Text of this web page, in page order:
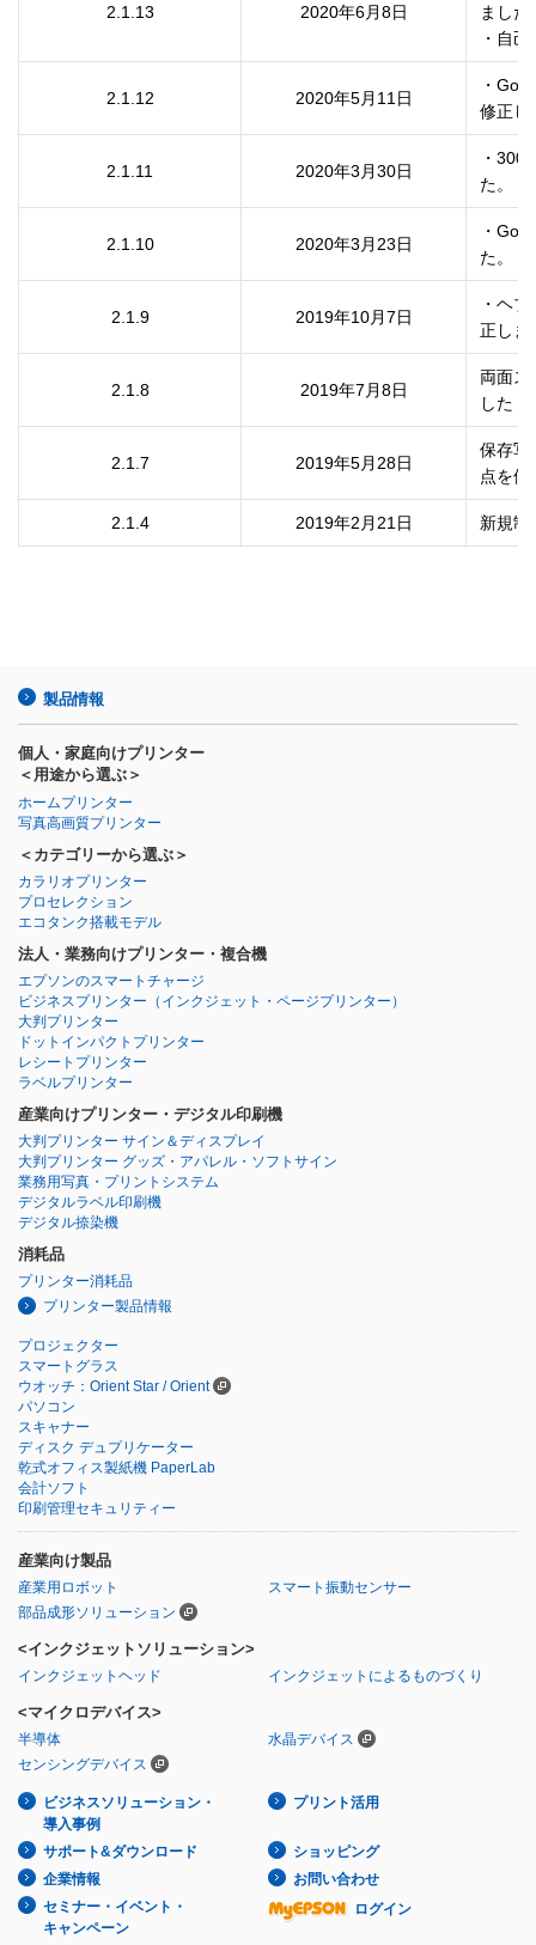
2.1.13 2020年6月8日
ました
・自
2.1.12 2020年5月11日
・
修正し
2.1.11 2020年3月30日
・
た。
2.1.10 2020年3月23日
・
た。
2.1.9 2019年10月7日
・ヘ
正しま
2.1.8 2019年7月8日
両面ス
した
2.1.7 2019年5月28日
保存写
点を修
2.1.4 2019年2月21日 新規制
製品情報
個人・家庭向けプリンター
＜用途から選ぶ＞
ホームプリンター
写真高画質プリンター
＜カテゴリーから選ぶ＞
カラリオプリンター
プロセレクション
エコタンク搭載モデル
法人・業務向けプリンター・複合機
エプソンのスマートチャージ
ビジネスプリンター （インクジェット・ページプリンター）
大判プリンター
ドットインパクトプリンター
レシートプリンター
ラベルプリンター
産業向けプリンター・デジタル印刷機
大判プリンター サイン＆ディスプレイ
大判プリンター グッズ・アパレル・ソフトサイン
業務用写真・プリントシステム
デジタルラベル印刷機
デジタル捺染機
消耗品
プリンター消耗品
プリンター製品情報
プロジェクター
スマートグラス
ウオッチ：Orient Star / Orient
パソコン
スキャナー
ディスク デュプリケーター
乾式オフィス製紙機 PaperLab
会計ソフト
印刷管理セキュリティー
産業向け製品
産業用ロボット
スマート振動センサー
部品成形ソリューション
<インクジェットソリューション>
インクジェットヘッド インクジェットによるものづくり
<マイクロデバイス>
半導体
水晶デバイス
センシングデバイス
ビジネスソリューション・
導入事例
プリント活用
サポート&ダウンロード
ショッピング
企業情報
お問い合わせ
セミナー・イベント・
キャンペーン
ログイン